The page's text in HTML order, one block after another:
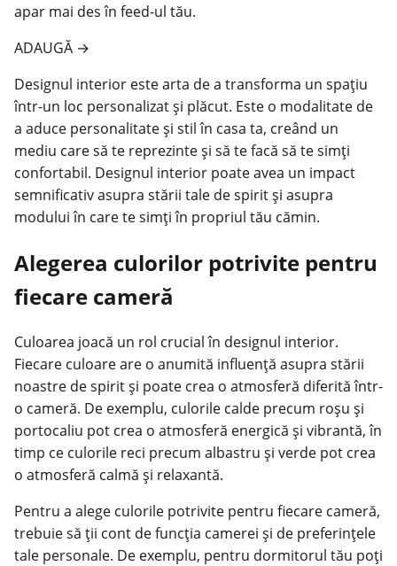
apar mai des în feed-ul tău.
ADAUGĂ →
Designul interior este arta de a transforma un spațiu
într-un loc personalizat și plăcut. Este o modalitate de
a aduce personalitate și stil în casa ta, creând un
mediu care să te reprezinte și să te facă să te simți
confortabil. Designul interior poate avea un impact
semnificativ asupra stării tale de spirit și asupra
modului în care te simți în propriul tău cămin.
Alegerea culorilor potrivite pentru
fiecare cameră
Culoarea joacă un rol crucial în designul interior.
Fiecare culoare are o anumită influență asupra stării
noastre de spirit și poate crea o atmosferă diferită într-
o cameră. De exemplu, culorile calde precum roșu și
portocaliu pot crea o atmosferă energică și vibrantă, în
timp ce culorile reci precum albastru și verde pot crea
o atmosferă calmă și relaxantă.
Pentru a alege culorile potrivite pentru fiecare cameră,
trebuie să ții cont de funcția camerei și de preferințele
tale personale. De exemplu, pentru dormitorul tău poți